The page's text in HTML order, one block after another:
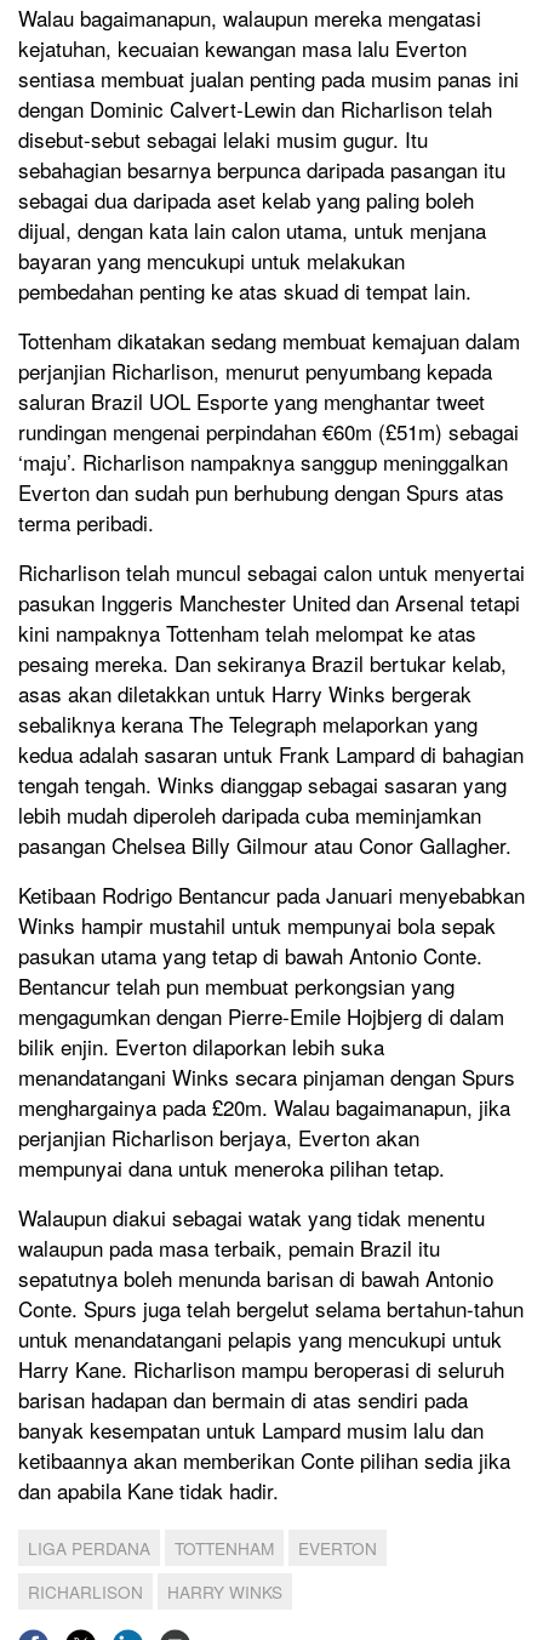
Walau bagaimanapun, walaupun mereka mengatasi
kejatuhan, kecuaian kewangan masa lalu Everton
sentiasa membuat jualan penting pada musim panas ini
dengan Dominic Calvert-Lewin dan Richarlison telah
disebut-sebut sebagai lelaki musim gugur. Itu
sebahagian besarnya berpunca daripada pasangan itu
sebagai dua daripada aset kelab yang paling boleh
dijual, dengan kata lain calon utama, untuk menjana
bayaran yang mencukupi untuk melakukan
pembedahan penting ke atas skuad di tempat lain.
Tottenham dikatakan sedang membuat kemajuan dalam
perjanjian Richarlison, menurut penyumbang kepada
saluran Brazil UOL Esporte yang menghantar tweet
rundingan mengenai perpindahan €60m (£51m) sebagai
‘maju’. Richarlison nampaknya sanggup meninggalkan
Everton dan sudah pun berhubung dengan Spurs atas
terma peribadi.
Richarlison telah muncul sebagai calon untuk menyertai
pasukan Inggeris Manchester United dan Arsenal tetapi
kini nampaknya Tottenham telah melompat ke atas
pesaing mereka. Dan sekiranya Brazil bertukar kelab,
asas akan diletakkan untuk Harry Winks bergerak
sebaliknya kerana The Telegraph melaporkan yang
kedua adalah sasaran untuk Frank Lampard di bahagian
tengah tengah. Winks dianggap sebagai sasaran yang
lebih mudah diperoleh daripada cuba meminjamkan
pasangan Chelsea Billy Gilmour atau Conor Gallagher.
Ketibaan Rodrigo Bentancur pada Januari menyebabkan
Winks hampir mustahil untuk mempunyai bola sepak
pasukan utama yang tetap di bawah Antonio Conte.
Bentancur telah pun membuat perkongsian yang
mengagumkan dengan Pierre-Emile Hojbjerg di dalam
bilik enjin. Everton dilaporkan lebih suka
menandatangani Winks secara pinjaman dengan Spurs
menghargainya pada £20m. Walau bagaimanapun, jika
perjanjian Richarlison berjaya, Everton akan
mempunyai dana untuk meneroka pilihan tetap.
Walaupun diakui sebagai watak yang tidak menentu
walaupun pada masa terbaik, pemain Brazil itu
sepatutnya boleh menunda barisan di bawah Antonio
Conte. Spurs juga telah bergelut selama bertahun-tahun
untuk menandatangani pelapis yang mencukupi untuk
Harry Kane. Richarlison mampu beroperasi di seluruh
barisan hadapan dan bermain di atas sendiri pada
banyak kesempatan untuk Lampard musim lalu dan
ketibaannya akan memberikan Conte pilihan sedia jika
dan apabila Kane tidak hadir.
LIGA PERDANA TOTTENHAM
EVERTON
RICHARLISON
HARRY WINKS